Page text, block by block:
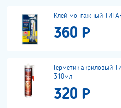
Клей монтажный
360 Р
Герметик акриловый
310мл
320 Р